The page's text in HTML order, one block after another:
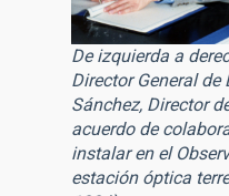
De izquierda a
Director General de
Sánchez, Director
acuerdo de
instalar en el
estación óptica